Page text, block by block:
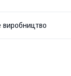
виробництво